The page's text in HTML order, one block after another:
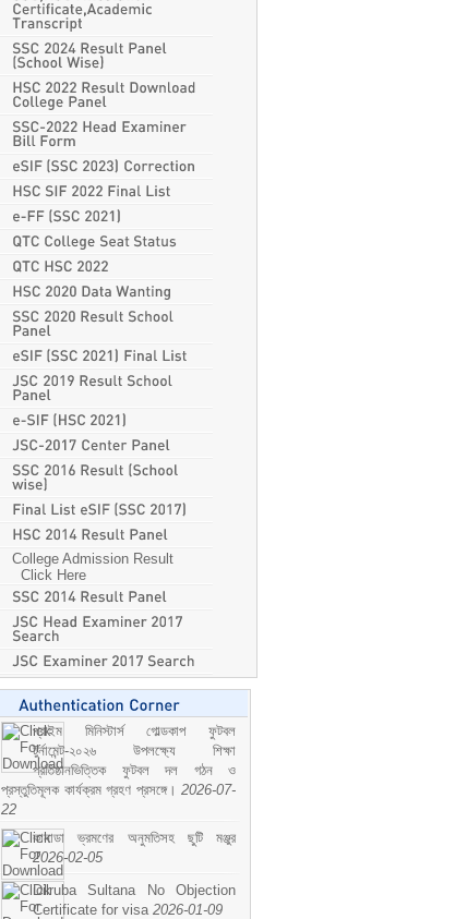
College Admission Result
Click Here
প্রাইম মিনিস্টার্স গোল্ডকাপ ফুটবল
টুর্নামেন্ট-২০২৬ উপলক্ষ্যে শিক্ষা
প্রতিষ্ঠানভিত্তিক ফুটবল দল গঠন ও
প্রস্তুতিমূলক কার্যক্রম গ্রহণ প্রসঙ্গে। 2026-07-
22
কানাডা ভ্রমণের অনুমতিসহ ছুটি মঞ্জুর
2026-02-05
Dilruba Sultana No Objection
Certificate for visa 2026-01-09